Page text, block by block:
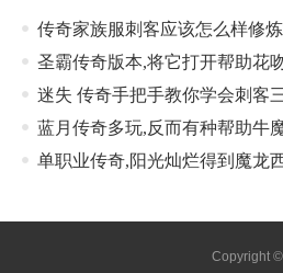
传奇家族服刺客应该怎么样修
圣霸传奇版本,将它打开帮助花
迷失 传奇手把手教你学会刺客
蓝月传奇多玩,反而有种帮助牛
单职业传奇,阳光灿烂得到魔龙
Copyright